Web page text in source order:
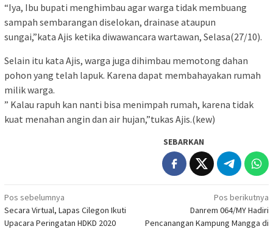
“Iya, Ibu bupati menghimbau agar warga tidak membuang
sampah sembarangan diselokan, drainase ataupun
sungai,”kata Ajis ketika diwawancara wartawan, Selasa(27/10).
Selain itu kata Ajis, warga juga dihimbau memotong dahan
pohon yang telah lapuk. Karena dapat membahayakan rumah
milik warga.
” Kalau rapuh kan nanti bisa menimpah rumah, karena tidak
kuat menahan angin dan air hujan,”tukas Ajis.(kew)
SEBARKAN
Navigasi
pos
Pos sebelumnya
Secara Virtual, Lapas Cilegon Ikuti
Upacara Peringatan HDKD 2020
Pos berikutnya
Danrem 064/MY Hadiri
Pencanangan Kampung Mangga di